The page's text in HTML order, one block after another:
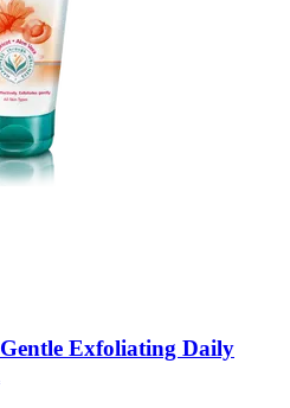
Gentle Exfoliating Daily